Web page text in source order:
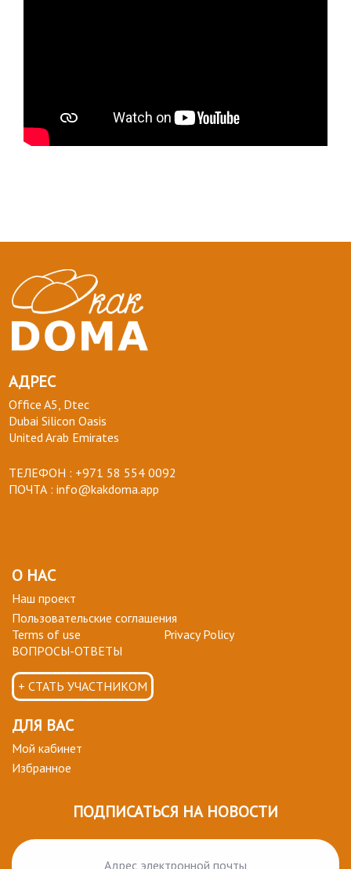
АДРЕС
Office A5, Dtec
Dubai Silicon Oasis
United Arab Emirates
ТЕЛЕФОН : +971 58 554 0092
ПОЧТА : info@kakdoma.app
О НАС
Наш проект
Пользовательские соглашения
Terms of use
Privacy Policy
ВОПРОСЫ-ОТВЕТЫ
+ СТАТЬ УЧАСТНИКОМ
ДЛЯ ВАС
Мой кабинет
Избранное
ПОДПИСАТЬСЯ НА НОВОСТИ